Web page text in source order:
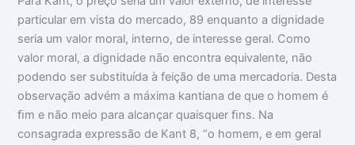
particular em vista do mercado, 89 enquanto a dignidade
seria um valor moral, interno, de interesse geral. Como
valor moral, a dignidade não encontra equivalente, não
podendo ser substituída à feição de uma mercadoria. Desta
observação advém a máxima kantiana de que o homem é
ﬁm e não meio para alcançar quaisquer ﬁns. Na
consagrada expressão de Kant 8, “o homem, e em geral